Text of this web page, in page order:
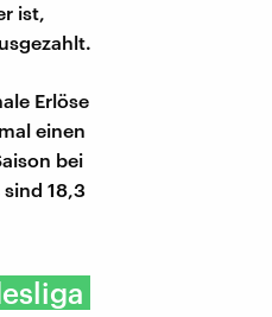
ist,
Erlöse
einen
bei
18,3